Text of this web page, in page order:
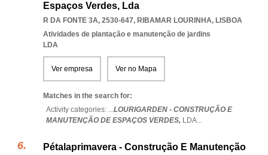
Espaços Verdes, Lda
R DA FONTE 3A, 2530-647, RIBAMAR LOURINHA, LISBOA
Atividades de plantação e manutenção de jardins
LDA
Ver empresa Ver no Mapa
Matches in the search for:
Activity categories: ...LOURIGARDEN - CONSTRUÇÃO E
MANUTENÇÃO DE ESPAÇOS VERDES, LDA...
Pétalaprimavera - Construção E Manutenção